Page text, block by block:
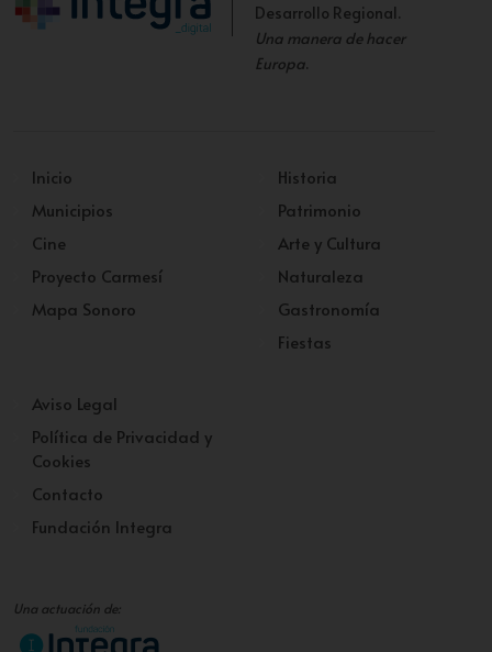
Desarrollo Regional.
Una manera de hacer
Europa.
Inicio
Municipios
Cine
Proyecto Carmesí
Mapa Sonoro
Historia
Patrimonio
Arte y Cultura
Naturaleza
Gastronomía
Fiestas
Aviso Legal
Política de Privacidad y
Cookies
Contacto
Fundación Integra
Una actuación de: